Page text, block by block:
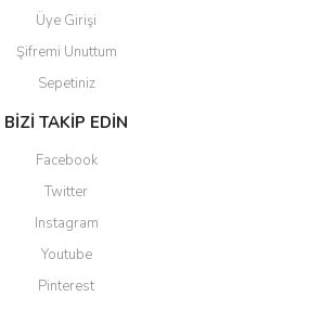
Üye Girişi
Şifremi Unuttum
Sepetiniz
BİZİ TAKİP EDİN
Facebook
Twitter
Instagram
Youtube
Pinterest